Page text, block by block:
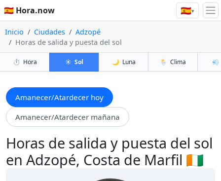
🇪🇸 Hora.now 🇪🇸▾
Inicio Ciudades
Adzopé
Horas de salida y puesta del sol
⏱️ Hora ☀️ Sol 🌙 Luna 🌦️ Clima 💨
Amanecer/Atardecer hoy
Amanecer/Atardecer mañana
Horas de salida y puesta del sol
en Adzopé, Costa de Marfil 🇨🇮